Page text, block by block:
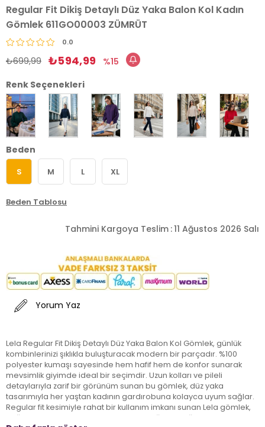
Regular Fit Dikiş Detaylı Düz Yaka Balon Kol Kadın
Gömlek 611GO00003 ZÜMRÜT
0.0
₺699,99 ₺594,99
15
Renk Seçenekleri
Beden
S M L XL
Beden Tablosu
Tahmini Kargoya Teslim :11 Ağustos 2026 Salı
Yorum Yaz
Lela Regular Fit Dikiş Detaylı Düz Yaka Balon Kol Gömlek, günlük
kombinlerinizi şıklıkla buluşturacak modern bir parçadır. %100
polyester kumaşı sayesinde hem hafif hem de konfor sunarak
mevsimlik giyimde ideal bir seçimdir. Uzun kolları ve pileli
detaylarıyla zarif bir görünüm sunan bu gömlek, düz yaka
tasarımıyla her yaştan kadının gardırobuna kolayca uyum sağlar.
Regular fit kesimiyle rahat bir kullanım imkanı sunan Lela gömlek,
düğmeli kapama şekliyle pratiklik de sağlar. Şıklığınızdan ödün